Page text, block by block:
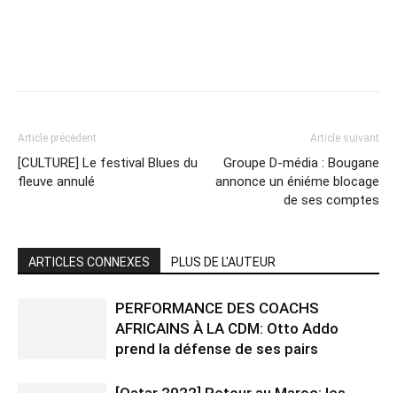
Article précédent
[CULTURE] Le festival Blues du
fleuve annulé
Article suivant
Groupe D-média : Bougane
annonce un éniéme blocage
de ses comptes
ARTICLES CONNEXES PLUS DE L'AUTEUR
PERFORMANCE DES COACHS
AFRICAINS À LA CDM: Otto Addo
prend la défense de ses pairs